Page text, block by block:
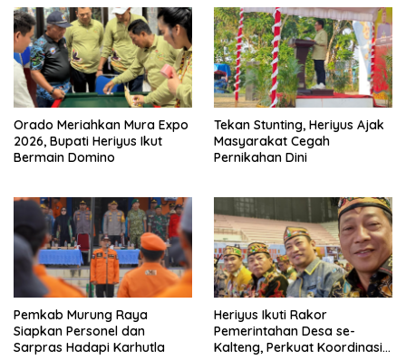
Orado Meriahkan Mura Expo
2026, Bupati Heriyus Ikut
Bermain Domino
Tekan Stunting, Heriyus Ajak
Masyarakat Cegah
Pernikahan Dini
Pemkab Murung Raya
Siapkan Personel dan
Sarpras Hadapi Karhutla
Heriyus Ikuti Rakor
Pemerintahan Desa se-
Kalteng, Perkuat Koordinasi